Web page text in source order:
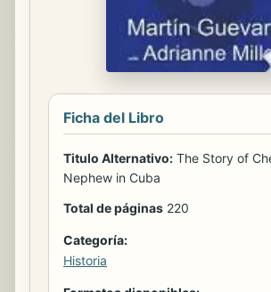
Ficha del Libro
Titulo Alternativo: The Story of
Nephew in Cuba
Total de páginas 220
Categoría:
Historia